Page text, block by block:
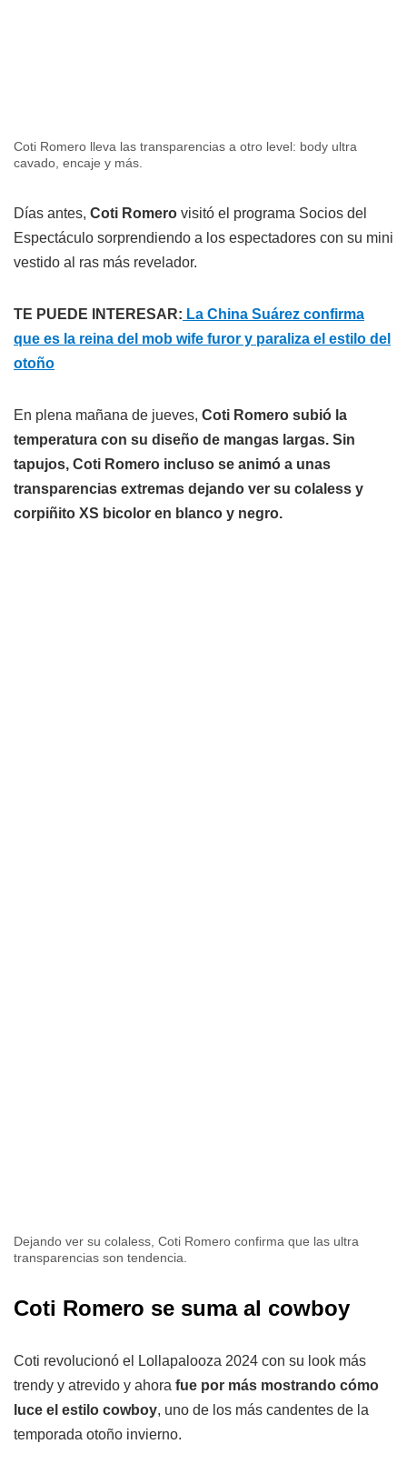
Coti Romero lleva las transparencias a otro level: body ultra
cavado, encaje y más.
Días antes, Coti Romero visitó el programa Socios del
Espectáculo sorprendiendo a los espectadores con su mini
vestido al ras más revelador.
TE PUEDE INTERESAR: La China Suárez confirma
que es la reina del mob wife furor y paraliza el estilo del
otoño
En plena mañana de jueves, Coti Romero subió la
temperatura con su diseño de mangas largas. Sin
tapujos, Coti Romero incluso se animó a unas
transparencias extremas dejando ver su colaless y
corpiñito XS bicolor en blanco y negro.
Dejando ver su colaless, Coti Romero confirma que las ultra
transparencias son tendencia.
Coti Romero se suma al cowboy
Coti revolucionó el Lollapalooza 2024 con su look más
trendy y atrevido y ahora fue por más mostrando cómo
luce el estilo cowboy, uno de los más candentes de la
temporada otoño invierno.